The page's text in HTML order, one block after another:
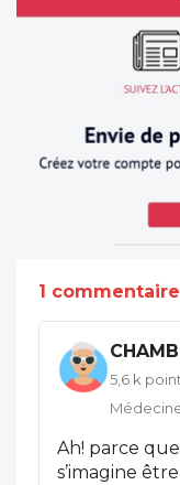
1 commentaire
5,6 k
Ah! parce
s’imagine